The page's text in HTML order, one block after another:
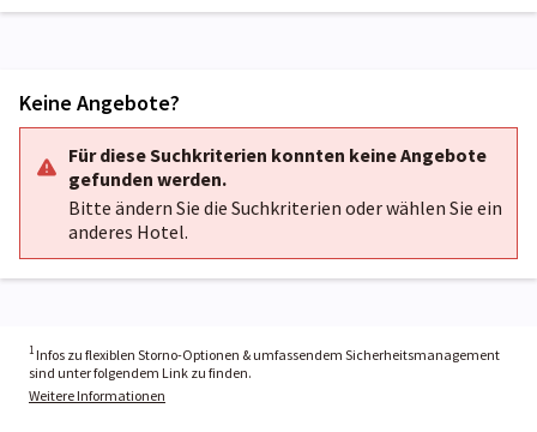
Keine Angebote?
Für diese Suchkriterien konnten keine Angebote
gefunden werden.
Bitte ändern Sie die Suchkriterien oder wählen Sie ein
anderes Hotel.
1 Infos zu flexiblen Storno-Optionen & umfassendem Sicherheitsmanagement
sind unter folgendem Link zu finden.
Weitere Informationen